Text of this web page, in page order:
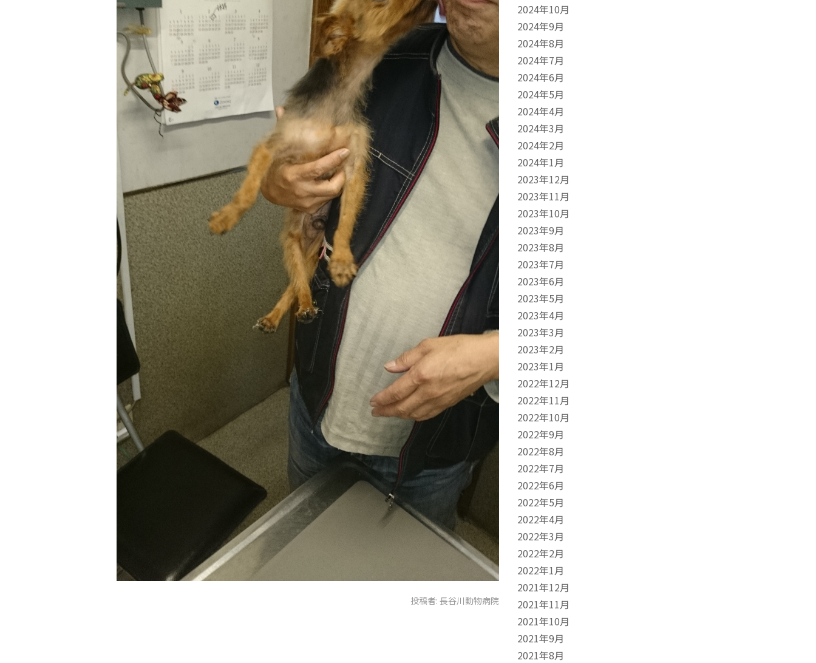
投稿者: 長谷川動物病院
2024年10月
2024年9月
2024年8月
2024年7月
2024年6月
2024年5月
2024年4月
2024年3月
2024年2月
2024年1月
2023年12月
2023年11月
2023年10月
2023年9月
2023年8月
2023年7月
2023年6月
2023年5月
2023年4月
2023年3月
2023年2月
2023年1月
2022年12月
2022年11月
2022年10月
2022年9月
2022年8月
2022年7月
2022年6月
2022年5月
2022年4月
2022年3月
2022年2月
2022年1月
2021年12月
2021年11月
2021年10月
2021年9月
2021年8月